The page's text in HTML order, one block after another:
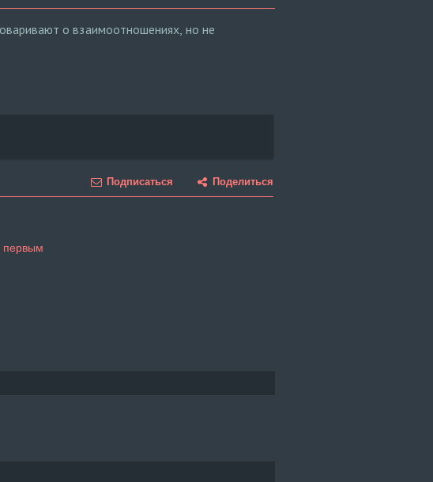
о взаимоотношениях, но не
Подписаться Поделиться